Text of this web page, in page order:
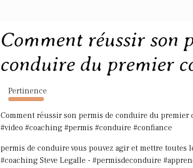
Comment réussir son
conduire du premier
Pertinence
586%
Comment réussir son permis de conduire du
#video #coaching #permis #conduire #confiance
permis de conduire vous pouvez agir et mettre toutes
#coaching Steve Legalle - #permisdeconduire